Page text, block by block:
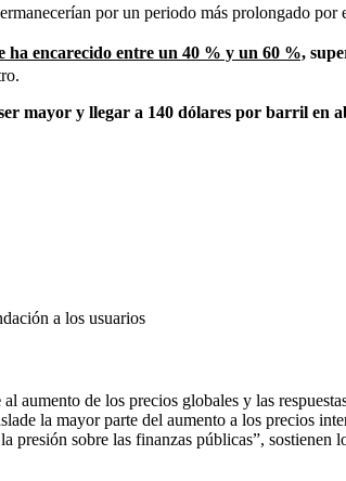
por un periodo más prolongado por
ha encarecido entre un 40 % y un 60 %,
mayor y llegar a 140 dólares por barril en
a los usuarios
al aumento de los precios globales y las
la mayor parte del aumento a los precios
presión sobre las finanzas públicas”, sostienen